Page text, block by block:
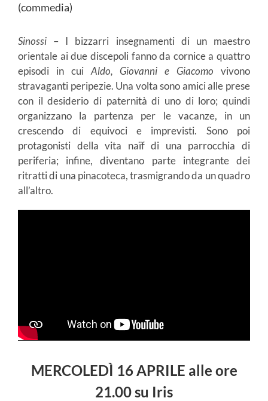
(commedia)
Sinossi – I bizzarri insegnamenti di un maestro
orientale ai due discepoli fanno da cornice a quattro
episodi in cuiAldo, Giovanni e Giacomo vivono
stravaganti peripezie. Una volta sono amici alle prese
con il desiderio di paternità di uno di loro; quindi
organizzano la partenza per le vacanze, in un
crescendo di equivoci e imprevisti. Sono poi
protagonisti della vita naïf di una parrocchia di
periferia; infine, diventano parte integrante dei
ritratti di una pinacoteca, trasmigrando da un quadro
all’altro.
MERCOLEDÌ 16 APRILE alle ore
21.00 su Iris